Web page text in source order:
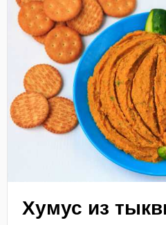
Хумус из